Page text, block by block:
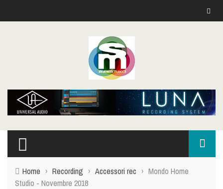
Home › Recording › Accessori rec › Mondo Home
Studio - Novembre 2018